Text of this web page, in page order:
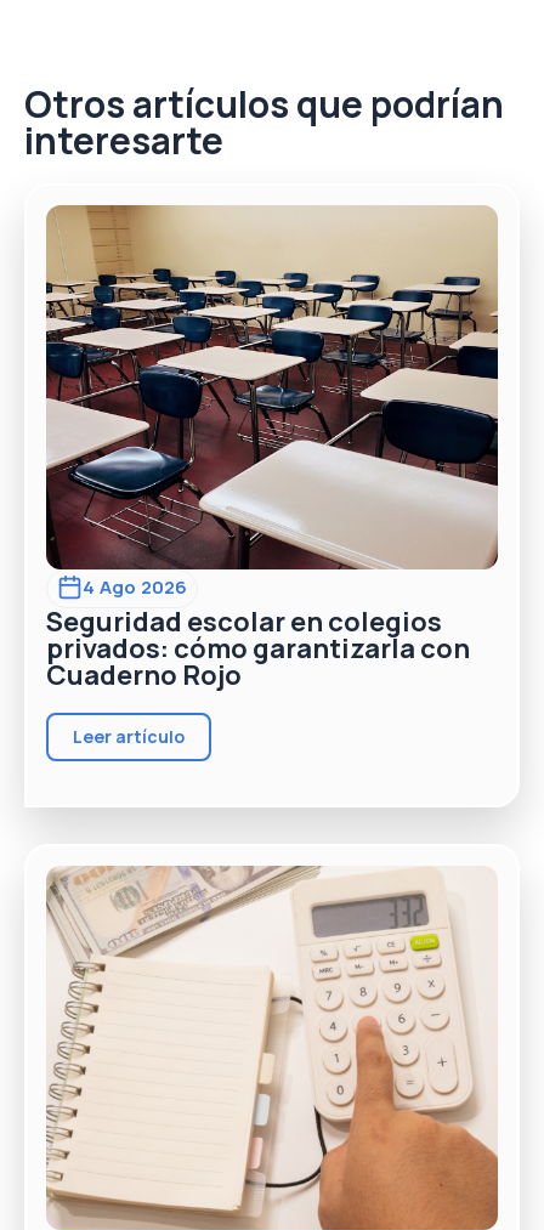
Otros artículos que podrían
interesarte
4 Ago 2026
Seguridad escolar en colegios
privados: cómo garantizarla con
Cuaderno Rojo
Leer artículo